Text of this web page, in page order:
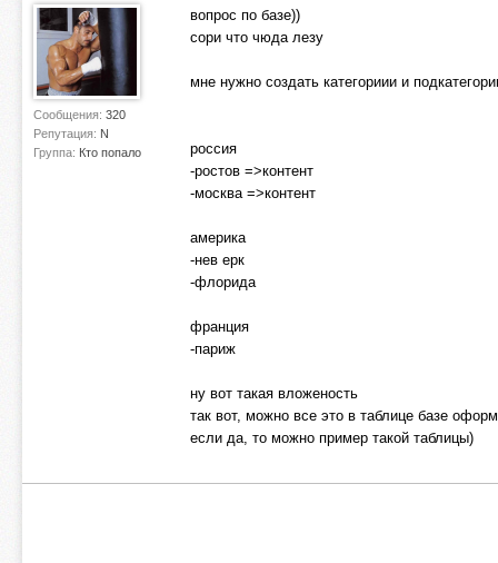
Сообщения: 320
Репутация: N
Группа: Кто попало
вопрос по базе))
сори что чюда лезу
мне нужно создать категориии и
россия
-ростов =>контент
-москва =>контент
америка
-нев ерк
-флорида
франция
-париж
ну вот такая вложеность
так вот, можно все это в таблице базе
если да, то можно пример такой таблицы)